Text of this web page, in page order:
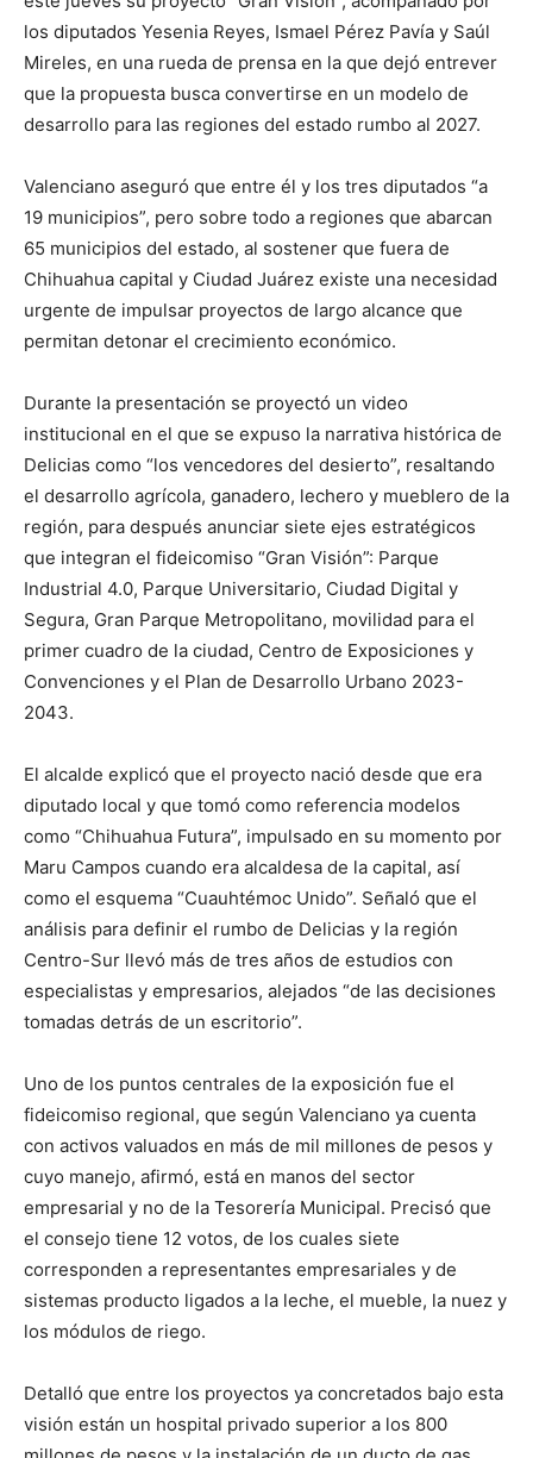
los diputados Yesenia Reyes, Ismael Pérez Pavía y Saúl
Mireles, en una rueda de prensa en la que dejó entrever
que la propuesta busca convertirse en un modelo de
desarrollo para las regiones del estado rumbo al 2027.
Valenciano aseguró que entre él y los tres diputados “a
19 municipios”, pero sobre todo a regiones que abarcan
65 municipios del estado, al sostener que fuera de
Chihuahua capital y Ciudad Juárez existe una necesidad
urgente de impulsar proyectos de largo alcance que
permitan detonar el crecimiento económico.
Durante la presentación se proyectó un video
institucional en el que se expuso la narrativa histórica de
Delicias como “los vencedores del desierto”, resaltando
el desarrollo agrícola, ganadero, lechero y mueblero de la
región, para después anunciar siete ejes estratégicos
que integran el fideicomiso “Gran Visión”: Parque
Industrial 4.0, Parque Universitario, Ciudad Digital y
Segura, Gran Parque Metropolitano, movilidad para el
primer cuadro de la ciudad, Centro de Exposiciones y
Convenciones y el Plan de Desarrollo Urbano 2023-
2043.
El alcalde explicó que el proyecto nació desde que era
diputado local y que tomó como referencia modelos
como “Chihuahua Futura”, impulsado en su momento por
Maru Campos cuando era alcaldesa de la capital, así
como el esquema “Cuauhtémoc Unido”. Señaló que el
análisis para definir el rumbo de Delicias y la región
Centro-Sur llevó más de tres años de estudios con
especialistas y empresarios, alejados “de las decisiones
tomadas detrás de un escritorio”.
Uno de los puntos centrales de la exposición fue el
fideicomiso regional, que según Valenciano ya cuenta
con activos valuados en más de mil millones de pesos y
cuyo manejo, afirmó, está en manos del sector
empresarial y no de la Tesorería Municipal. Precisó que
el consejo tiene 12 votos, de los cuales siete
corresponden a representantes empresariales y de
sistemas producto ligados a la leche, el mueble, la nuez y
los módulos de riego.
Detalló que entre los proyectos ya concretados bajo esta
visión están un hospital privado superior a los 800